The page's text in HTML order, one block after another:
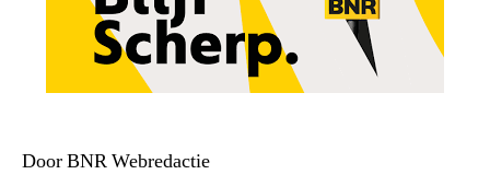
Door BNR Webredactie